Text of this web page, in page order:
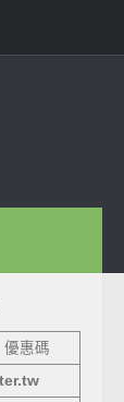
優惠碼